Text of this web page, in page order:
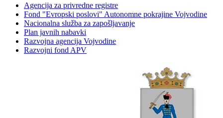
Agencija za privredne registre
Fond "Evropski poslovi" Autonomne pokrajine Vojvodine
Nacionalna služba za zapošljavanje
Plan javnih nabavki
Razvojna agencija Vojvodine
Razvojni fond APV